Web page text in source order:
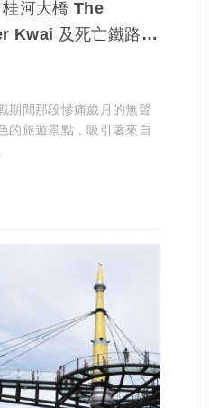
河大橋 The
Kwai 及死亡鐵路
期間那段慘痛歲月的無聲
的旅遊景點，吸引著來自